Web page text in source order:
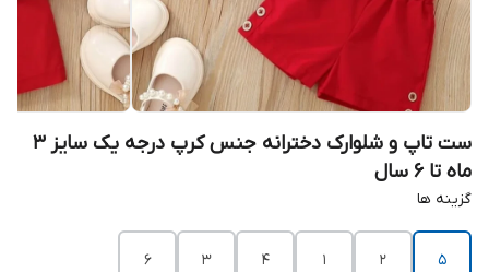
ست تاپ و شلوارک دخترانه جنس کرپ درجه یک سایز 3
ماه تا 6 سال
گزینه ها
5
2
1
4
3
6